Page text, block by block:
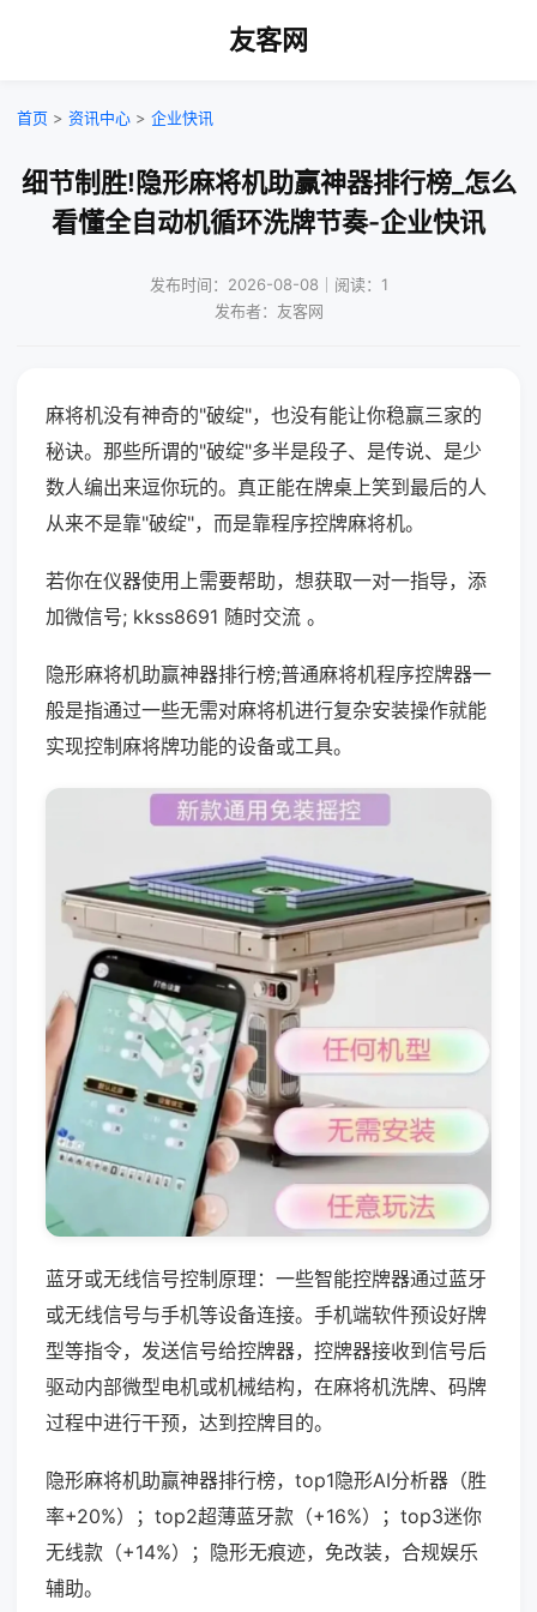
友客网
首页 > 资讯中心 > 企业快讯
细节制胜!隐形麻将机助赢神器排行榜_怎么
看懂全自动机循环洗牌节奏-企业快讯
发布时间：2026-08-08｜阅读：1
发布者：友客网
麻将机没有神奇的"破绽"，也没有能让你稳赢三家的
秘诀。那些所谓的"破绽"多半是段子、是传说、是少
数人编出来逗你玩的。真正能在牌桌上笑到最后的人
从来不是靠"破绽"，而是靠程序控牌麻将机。
若你在仪器使用上需要帮助，想获取一对一指导，添
加微信号; kkss8691 随时交流 。
隐形麻将机助赢神器排行榜;普通麻将机程序控牌器一
般是指通过一些无需对麻将机进行复杂安装操作就能
实现控制麻将牌功能的设备或工具。
蓝牙或无线信号控制原理：一些智能控牌器通过蓝牙
或无线信号与手机等设备连接。手机端软件预设好牌
型等指令，发送信号给控牌器，控牌器接收到信号后
驱动内部微型电机或机械结构，在麻将机洗牌、码牌
过程中进行干预，达到控牌目的。
隐形麻将机助赢神器排行榜，top1隐形AI分析器（胜
率+20%）；top2超薄蓝牙款（+16%）；top3迷你
无线款（+14%）；隐形无痕迹，免改装，合规娱乐
辅助。